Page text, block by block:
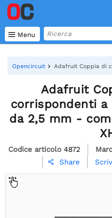
 Menu
Opencircuit Adafruit Coppia di
Adafruit
corrispondenti a
da 2,5 mm -
Codice articolo 4872
 Share